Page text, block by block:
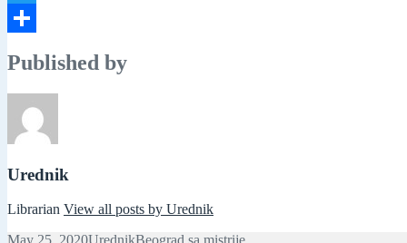
Twitter
Published by
Urednik
Librarian View all posts by Urednik
Posted
Author Categories